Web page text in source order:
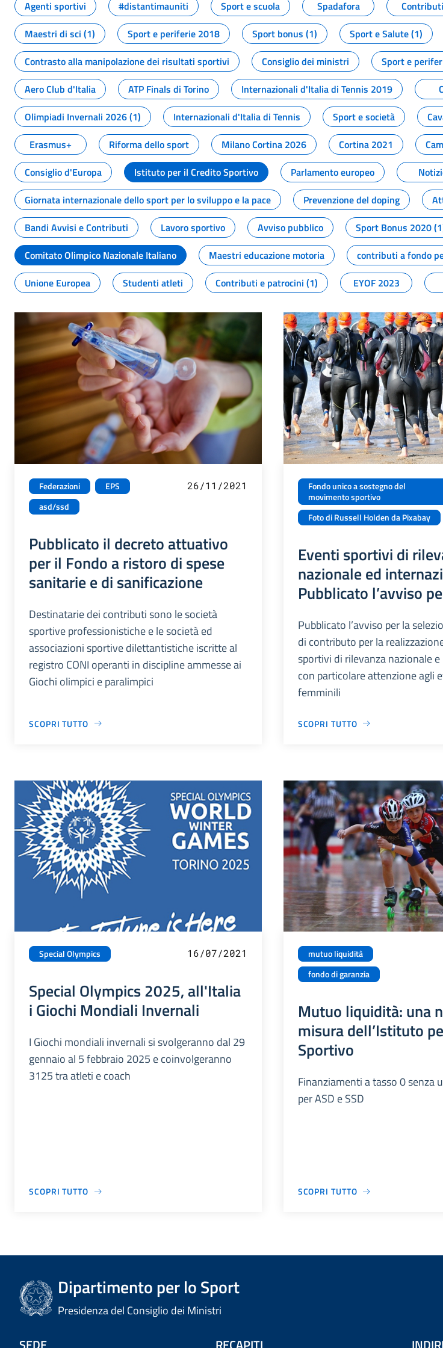
Agenti sportivi
#distantimauniti Sport e scuola Spadafora Contributi
Maestri di sci (1)
Sport e periferie 2018 Sport bonus (1) Sport e Salute (1)
Contrasto alla manipolazione dei risultati sportivi
Consiglio dei ministri Sport e
Aero Club d'Italia
ATP Finals di Torino Internazionali d'Italia di Tennis 2019
Olimpiadi Invernali 2026 (1)
Internazionali d'Italia di Tennis Sport e società
Erasmus+
Riforma dello sport Milano Cortina 2026 Cortina 2021
Consiglio d'Europa
Istituto per il Credito Sportivo Parlamento europeo
Giornata internazionale dello sport per lo sviluppo e la pace
Prevenzione del doping
Bandi Avvisi e Contributi
Lavoro sportivo Avviso pubblico Sport Bonus 2020
Comitato Olimpico Nazionale Italiano
Maestri educazione motoria contributi a fondo
Unione Europea
Studenti atleti Contributi e patrocini (1) EYOF 2023
Federazioni
EPS
asd/ssd
26/11/2021
Pubblicato il decreto attuativo
per il Fondo a ristoro di spese
sanitarie e di sanificazione
Destinatarie dei contributi sono le società
sportive professionistiche e le società ed
associazioni sportive dilettantistiche iscritte al
registro CONI operanti in discipline ammesse ai
Giochi olimpici e paralimpici
SCOPRI TUTTO
Fondo unico a sostegno del
movimento sportivo
Foto di Russell Holden da Pixabay
Eventi sportivi di
nazionale ed
Pubblicato l’avviso
Pubblicato l’avviso per la
di contributo per la
sportivi di rilevanza nazionale
con particolare attenzione agli
femminili
SCOPRI TUTTO
Special Olympics 16/07/2021
Special Olympics 2025, all'Italia
i Giochi Mondiali Invernali
I Giochi mondiali invernali si svolgeranno dal 29
gennaio al 5 febbraio 2025 e coinvolgeranno
3125 tra atleti e coach
SCOPRI TUTTO
mutuo liquidità
fondo di garanzia
Mutuo liquidità: una
misura dell’Istituto
Sportivo
Finanziamenti a tasso 0 senza
per ASD e SSD
SCOPRI TUTTO
Dipartimento per lo Sport
Presidenza del Consiglio dei Ministri